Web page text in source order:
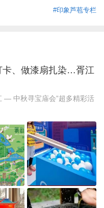
#印象芦苞专栏
卡、做漆扇扎染…胥江
— 中秋寻宝庙会”超多精彩活